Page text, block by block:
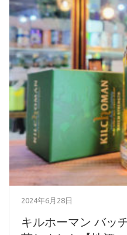
2024年6月28日
キルホーマン バッ